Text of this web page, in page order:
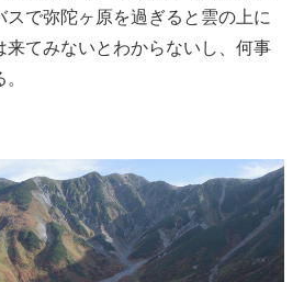
スで弥陀ヶ原を過ぎると雲の上に
来てみないとわからないし、何事